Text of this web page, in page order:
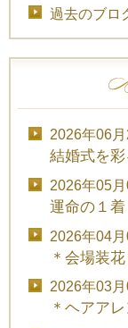
過去のブロ
2026年06
結婚式を
2026年05
運命の１着
2026年04
＊会場装
2026年03
＊ヘアア